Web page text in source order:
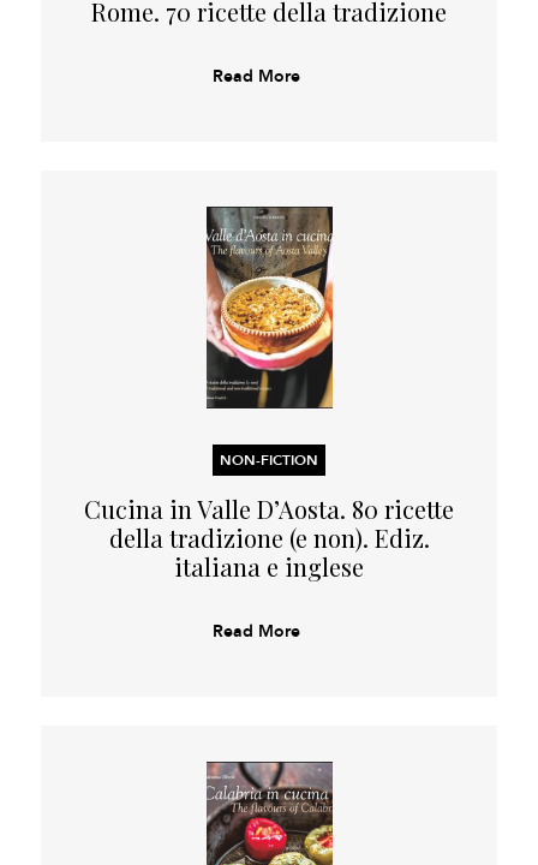
Rome. 70 ricette della tradizione
Read More
NON-FICTION
Cucina in Valle D’Aosta. 80 ricette
della tradizione (e non). Ediz.
italiana e inglese
Read More